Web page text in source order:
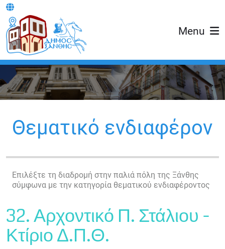
Menu
Θεματικό ενδιαφέρον
Επιλέξτε τη διαδρομή στην παλιά πόλη της Ξάνθης
σύμφωνα με την κατηγορία θεματικού ενδιαφέροντος
32. Αρχοντικό Π. Στάλιου -
Κτίριο Δ.Π.Θ.